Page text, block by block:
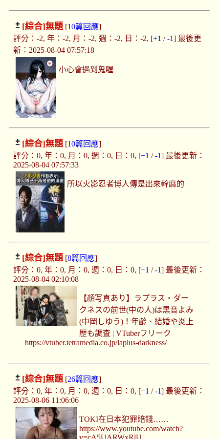
[綜合]無題[10篇回應]
評分：-2, 年：-2, 月：-2, 週：-2, 日：-2, [+1 /-1] 最後更
新：2025-08-04 07:57:18
小心會遇到鬼喔
[綜合]無題[10篇回應]
評分：0, 年：0, 月：0, 週：0, 日：0, [+1 /-1] 最後更新：
2025-08-04 07:57:33
所以火影忍者博人傳是出來幹麻的
[綜合]無題[8篇回應]
評分：0, 年：0, 月：0, 週：0, 日：0, [+1 /-1] 最後更新：
2025-08-04 02:10:08
【顔写真あり】ラプラス・ダー
クネスの前世(中の人)は黒音よみ
(中岡しゆう)！年齢、結婚や炎上
歴も調査 | VTuberフリーク
https://vtuber.tetramedia.co.jp/laplus-darkness/
[綜合]無題[26篇回應]
評分：0, 年：0, 月：0, 週：0, 日：0, [+1 /-1] 最後更新：
2025-08-06 11:06:06
TOKI在日本犯罪賠錢……
https://www.youtube.com/watch?